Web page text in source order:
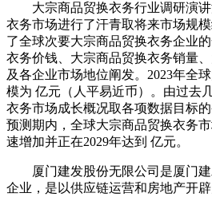
大宗商品贸换衣务行业调研演讲
衣务市场进行了汗青取将来市场规
了全球次要大宗商品贸换衣务企业
衣务价钱、大宗商品贸换衣务销量
及各企业市场地位阐发。2023年全
模为 亿元（人平易近币）。由过去
衣务市场成长概况取各项数据目标
预测期内，全球大宗商品贸换衣务
速增加并正在2029年达到 亿元。
厦门建发股份无限公司是厦门建
企业，是以供应链运营和房地产开